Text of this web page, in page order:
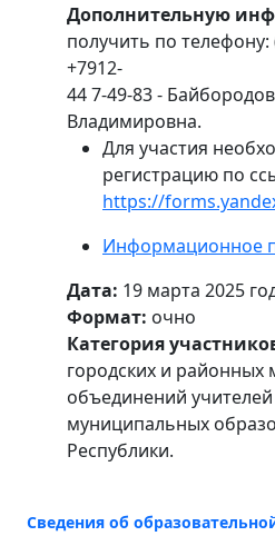
Дополнительную
получить по телефону:
+7912-
44 7-49-83 -
Владимировна.
Для участия
регистрацию по
https://
Информационное
Дата: 19 марта 2025
Формат: очно
Категория
городских и районных
объединений
муниципальных
Республики.
Сведения об